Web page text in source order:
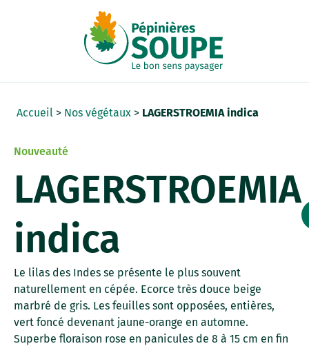
Accueil > Nos végétaux > LAGERSTROEMIA indica
Nouveauté
LAGERSTROEMIA
indica
Le lilas des Indes se présente le plus souvent
naturellement en cépée. Ecorce très douce beige
marbré de gris. Les feuilles sont opposées, entières,
vert foncé devenant jaune-orange en automne.
Superbe floraison rose en panicules de 8 à 15 cm en fin